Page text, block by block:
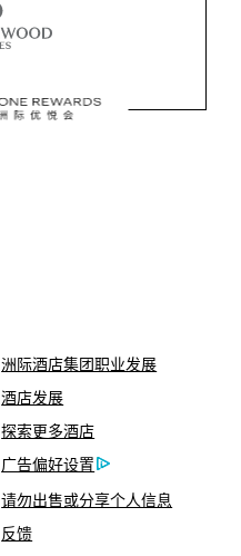
洲际酒店集团职业发展
酒店发展
探索更多酒店
广告偏好设置
请勿出售或分享个人信息
反馈